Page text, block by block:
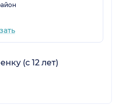
(с 12 лет)